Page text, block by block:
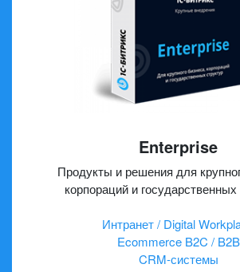
Enterprise
Продукты и решения для
корпораций и государственных
Интранет / Digital
Ecommerce B2C / B2B
CRM-системы